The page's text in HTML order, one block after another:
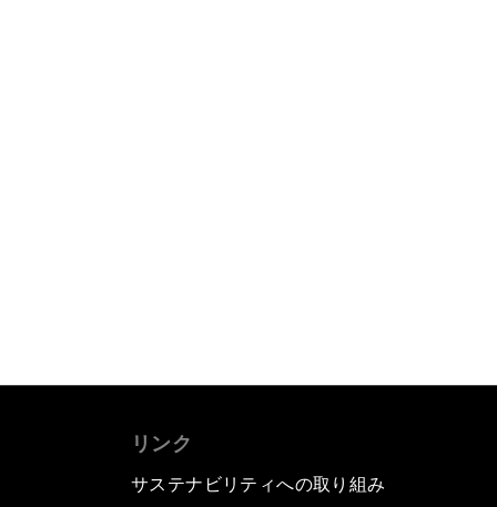
リンク
サステナビリティへの取り組み